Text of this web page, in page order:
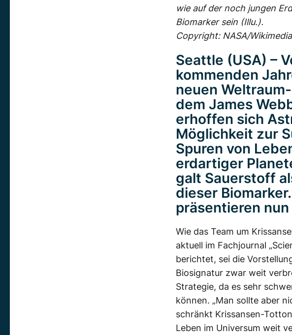
wie auf der noch jungen
Biomarker sein (Illu.).
Copyright: NASA/
Seattle (USA) –
kommenden
neuen
dem James
erhoffen sich
Möglichkeit zur
Spuren von
erdartiger
galt Sauerstoff
dieser
präsentieren
Wie das Team um
aktuell im Fachjournal
berichtet, sei die
Biosignatur zwar weit
Strategie, da es sehr
können. „Man sollte aber
schränkt Krissansen-
Leben im Universum weit